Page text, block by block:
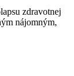
zdravotnej
nájomným,